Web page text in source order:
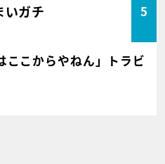
いガチ 5
ここからやねん」トラビ